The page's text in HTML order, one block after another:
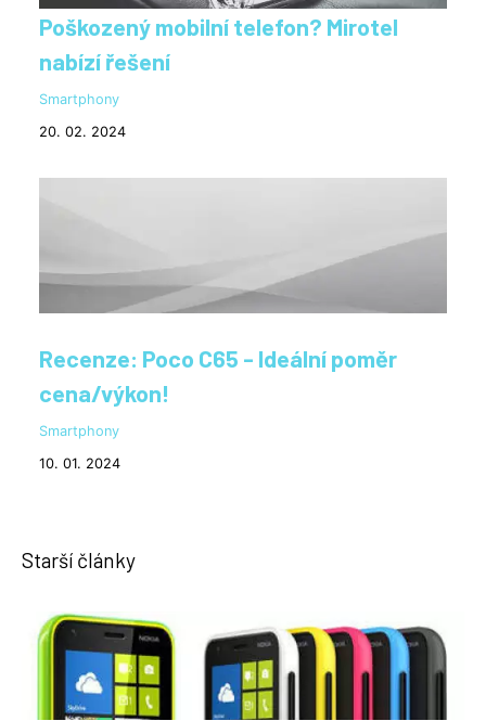
Poškozený mobilní telefon? Mirotel
nabízí řešení
Smartphony
20. 02. 2024
Recenze: Poco C65 - Ideální poměr
cena/výkon!
Smartphony
10. 01. 2024
Starší články